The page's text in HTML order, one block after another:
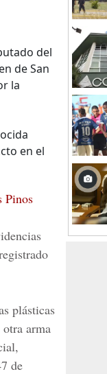
del
de San
la
en el
Pinos
plásticas
arma
de